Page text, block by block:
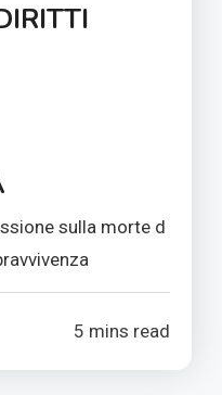
sulla morte d
5 mins read